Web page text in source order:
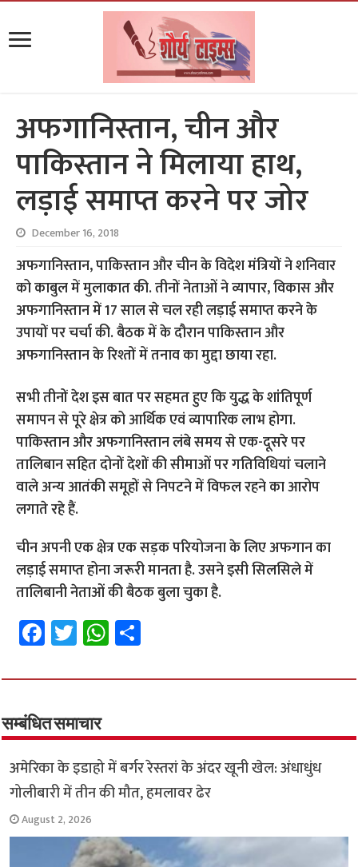
अफगानिस्तान, चीन और
पाकिस्तान ने मिलाया हाथ,
लड़ाई समाप्त करने पर जोर
December 16, 2018
अफगानिस्तान, पाकिस्तान और चीन के विदेश मंत्रियों ने शनिवार
को काबुल में मुलाकात की. तीनों नेताओं ने व्यापार, विकास और
अफगानिस्तान में 17 साल से चल रही लड़ाई समाप्त करने के
उपायों पर चर्चा की. बैठक में के दौरान पाकिस्तान और
अफगानिस्तान के रिश्तों में तनाव का मुद्दा छाया रहा.
सभी तीनों देश इस बात पर सहमत हुए कि युद्ध के शांतिपूर्ण
समापन से पूरे क्षेत्र को आर्थिक एवं व्यापारिक लाभ होगा.
पाकिस्तान और अफगानिस्तान लंबे समय से एक-दूसरे पर
तालिबान सहित दोनों देशों की सीमाओं पर गतिविधियां चलाने
वाले अन्य आतंकी समूहों से निपटने में विफल रहने का आरोप
लगाते रहे हैं.
चीन अपनी एक क्षेत्र एक सड़क परियोजना के लिए अफगान का
लड़ाई समाप्त होना जरूरी मानता है. उसने इसी सिलसिले में
तालिबानी नेताओं की बैठक बुला चुका है.
Fa
ce
b
o
o
k
T
wi
tt
er
W
h
at
p
p
ar
सम्बंधित समाचार
अमेरिका के इडाहो में बर्गर रेस्तरां के अंदर खूनी खेल: अंधाधुंध
गोलीबारी में तीन की मौत, हमलावर ढेर
August 2, 2026